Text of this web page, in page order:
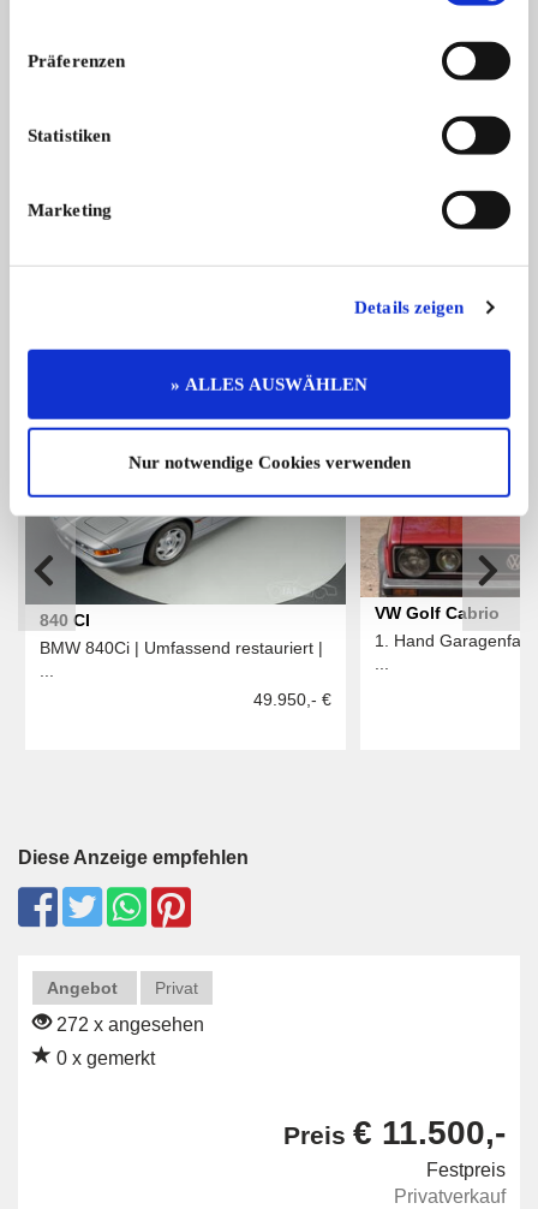
Präferenzen
Statistiken
Marketing
Details zeigen
» ALLES AUSWÄHLEN
Nur notwendige Cookies verwenden
11.500,- €
Das könnte Sie auch interessieren
ALLE ANZEIGEN
6
840 CI
BMW 840Ci | Umfassend restauriert |
...
49.950,- €
VW Golf Cabrio
1. Hand
Diese Anzeige empfehlen
Angebot Privat
272 x angesehen
0 x gemerkt
Preis € 11.500,-
Festpreis
Privatverkauf